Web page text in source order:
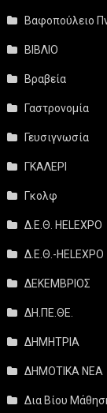
Βαφοπούλειο
ΒΙΒΛΙΟ
Βραβεία
Γαστρονομία
Γευσιγνωσία
ΓΚΑΛΕΡΙ
Γκολφ
Δ.Ε.Θ. HELEXPO
Δ.Ε.Θ.-HELEXPO
ΔΕΚΕΜΒΡΙΟΣ
ΔΗ.ΠΕ.ΘΕ.
ΔΗΜΗΤΡΙΑ
ΔΗΜΟΤΙΚΑ ΝΕΑ
Δια Βίου